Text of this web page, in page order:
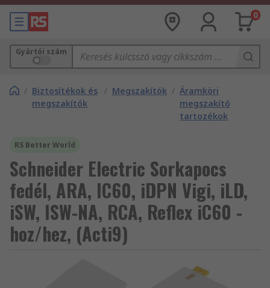
0
Gyártói szám
/ Biztosítékok és
megszakítók
/ Megszakítók / Áramköri
megszakító
tartozékok
RS Better World
Schneider Electric Sorkapocs
fedél, ARA, IC60, iDPN Vigi, iLD,
iSW, ISW-NA, RCA, Reflex iC60 -
hoz/hez, (Acti9)